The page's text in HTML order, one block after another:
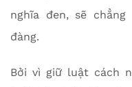
nghĩa đen, sẽ
đàng.
Bởi vì giữ luật cách